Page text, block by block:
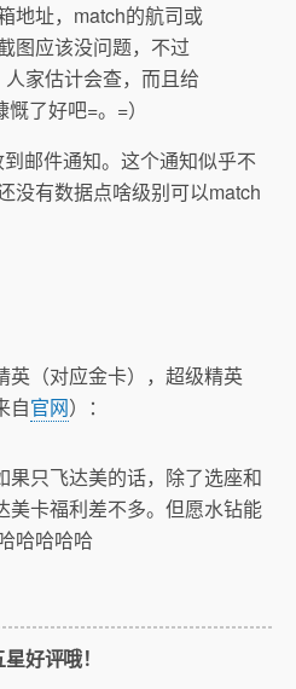
地址，match的航司或
图应该没问题，不过
家估计会查，而且给
了好吧=。=）
邮件通知。这个通知似乎不
没有数据点啥级别可以match
英（对应金卡），超级精英
自官网）：
果只飞达美的话，除了选座和
美卡福利差不多。但愿水钻能
哈哈哈哈
好评哦！